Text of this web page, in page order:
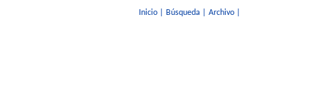
Inicio| Búsqueda Archivo|